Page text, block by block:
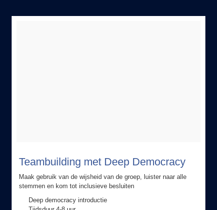
Maak gebruik van de wijsheid van de groep, luister naar alle
stemmen en kom tot inclusieve besluiten
Deep democracy introductie
Tijdsduur 4-8 uur
Kosten: vanaf € 695,00